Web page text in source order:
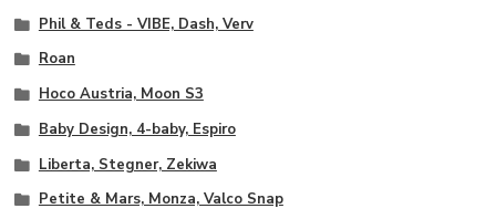
Phil & Teds - VIBE, Dash, Verv
Roan
Hoco Austria, Moon S3
Baby Design, 4-baby, Espiro
Liberta, Stegner, Zekiwa
Petite & Mars, Monza, Valco Snap